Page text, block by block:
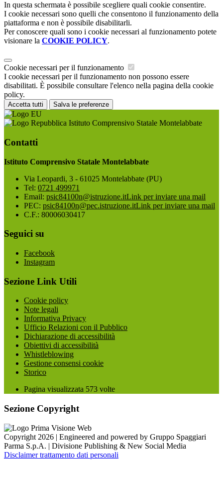
In questa schermata è possibile scegliere quali cookie consentire.
I cookie necessari sono quelli che consentono il funzionamento della
piattaforma e non è possibile disabilitarli.
Per conoscere quali sono i cookie necessari al funzionamento potete
visionare la COOKIE POLICY.
Cookie necessari per il funzionamento
I cookie necessari per il funzionamento non possono essere
disabilitati. È possibile consultare l'elenco nella pagina della cookie
policy.
Accetta tutti Salva le preferenze
Istituto Comprensivo Statale Montelabbate
Contatti
Istituto Comprensivo Statale Montelabbate
Via Leopardi, 3 - 61025 Montelabbate (PU)
Tel: 0721 499971
Email: psic84100n@istruzione.itLink per inviare una mail
PEC: psic84100n@pec.istruzione.itLink per inviare una mail
C.F.: 80006030417
Seguici su
Facebook
Instagram
Sezione Link Utili
Cookie policy
Note legali
Informativa Privacy
Ufficio Relazioni con il Pubblico
Dichiarazione di accessibilità
Obiettivi di accessibilità
Whistleblowing
Gestione consensi cookie
Storico
Pagina visualizzata 573 volte
Sezione Copyright
Copyright 2026 | Engineered and powered by Gruppo Spaggiari
Parma S.p.A. | Divisione Publishing & New Social Media
Disclaimer trattamento dati personali